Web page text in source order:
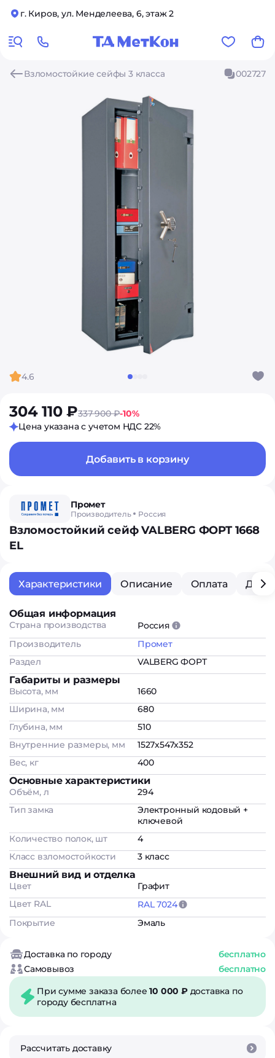
г. Киров, ул. Менделеева, 6, этаж 2
Взломостойкие сейфы 3 класса 002727
4.6
304 110 ₽337 900 ₽-10%
Цена указана с учетом НДС 22%
Добавить в корзину
Промет
Производитель Россия
Взломостойкий сейф VALBERG ФОРТ 1668
EL
Характеристики Описание Оплата
Общая информация
Страна производства
Россия
Производитель
Промет
Раздел
VALBERG ФОРТ
Габариты и размеры
Высота, мм
1660
Ширина, мм
680
Глубина, мм
510
Внутренние размеры, мм
1527x547x352
Вес, кг
400
Основные характеристики
Объём, л
294
Тип замка
Электронный кодовый +
ключевой
Количество полок, шт
4
Класс взломостойкости
3 класс
Внешний вид и отделка
Цвет
Графит
Цвет RAL
RAL 7024
Покрытие
Эмаль
Доставка по городу
бесплатно
Самовывоз
бесплатно
При сумме заказа более10 000 ₽доставка по
городу бесплатна
Рассчитать доставку